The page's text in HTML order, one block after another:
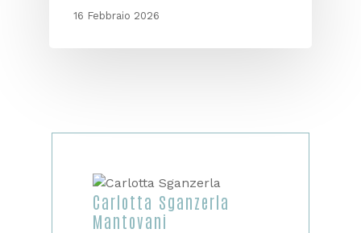
16 Febbraio 2026
Carlotta Sganzerla
Mantovani